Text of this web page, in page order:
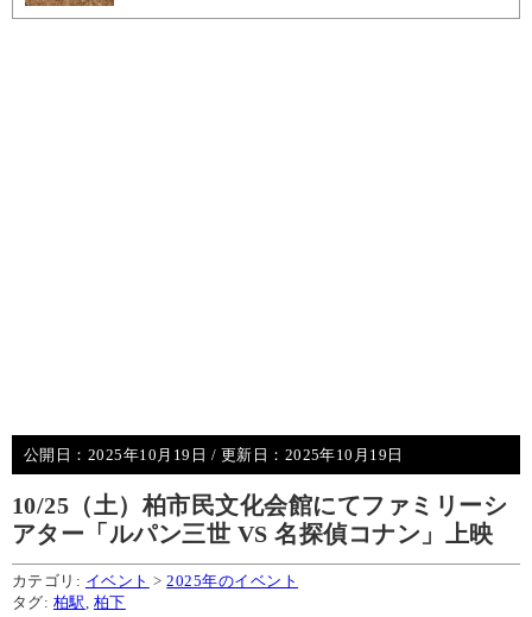
公開日： 2025年10月19日 / 更新日： 2025年10月19日
10/25（土）柏市民文化会館にてファミリーシ
アター「ルパン三世 VS 名探偵コナン」上映
カテゴリ: イベント >2025年のイベント
タグ: 柏駅 柏下